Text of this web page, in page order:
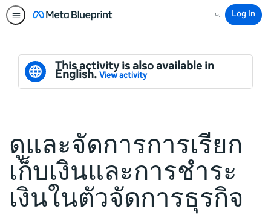
Search
Log In
This activity is also available in
English. View activity
ดูและจัดการการเรียก
เก็บเงินและการชำระ
เงินในตัวจัดการธุรกิจ